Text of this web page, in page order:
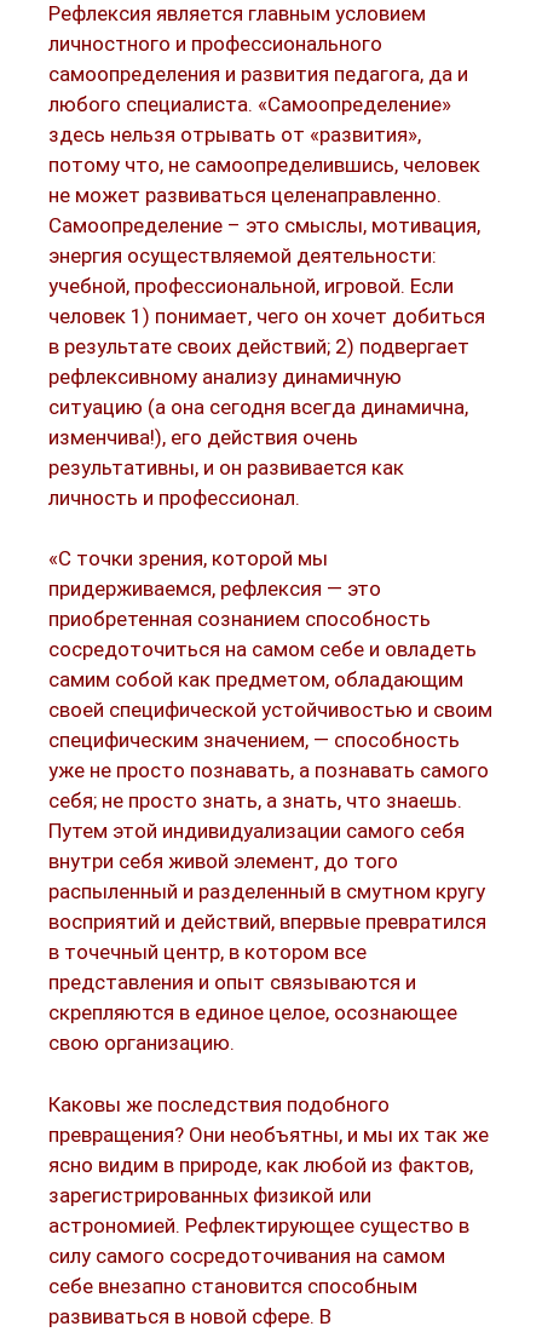
Рефлексия является главным условием
личностного и профессионального
самоопределения и развития педагога, да и
любого специалиста. «Самоопределение»
здесь нельзя отрывать от «развития»,
потому что, не самоопределившись, человек
не может развиваться целенаправленно.
Самоопределение – это смыслы, мотивация,
энергия осуществляемой деятельности:
учебной, профессиональной, игровой. Если
человек 1) понимает, чего он хочет добиться
в результате своих действий; 2) подвергает
рефлексивному анализу динамичную
ситуацию (а она сегодня всегда динамична,
изменчива!), его действия очень
результативны, и он развивается как
личность и профессионал.
«С точки зрения, которой мы
придерживаемся, рефлексия — это
приобретенная сознанием способность
сосредоточиться на самом себе и овладеть
самим собой как предметом, обладающим
своей специфической устойчивостью и своим
специфическим значением, — способность
уже не просто познавать, а познавать самого
себя; не просто знать, а знать, что знаешь.
Путем этой индивидуализации самого себя
внутри себя живой элемент, до того
распыленный и разделенный в смутном кругу
восприятий и действий, впервые превратился
в точечный центр, в котором все
представления и опыт связываются и
скрепляются в единое целое, осознающее
свою организацию.
Каковы же последствия подобного
превращения? Они необъятны, и мы их так же
ясно видим в природе, как любой из фактов,
зарегистрированных физикой или
астрономией. Рефлектирующее существо в
силу самого сосредоточивания на самом
себе внезапно становится способным
развиваться в новой сфере. В